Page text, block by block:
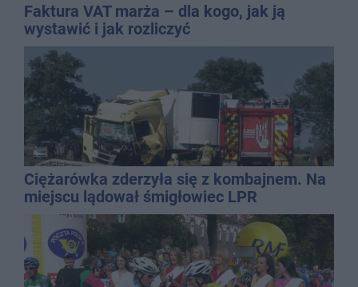
Faktura VAT marża – dla kogo, jak ją
wystawić i jak rozliczyć
Ciężarówka zderzyła się z kombajnem. Na
miejscu lądował śmigłowiec LPR